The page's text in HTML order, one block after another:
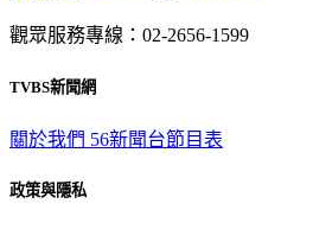
觀眾服務專線：02-2656-1599
TVBS新聞網
關於我們 56新聞台節目表
政策與隱私